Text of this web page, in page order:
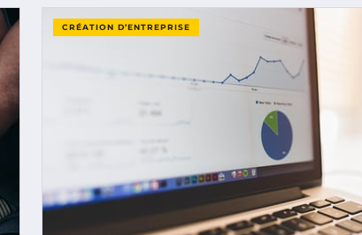
CRÉATION D’ENTREPRISE